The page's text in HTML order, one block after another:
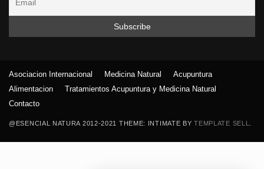
@ESENCIAL NATURA 2012-2021 THEME: INTIMATE BYTEMPLATE SELL
Asociacion Internacional Medicina Natural
Acupuntura
Alimentacion
Tratamientos Acupuntura y Medicina Natural
Contacto